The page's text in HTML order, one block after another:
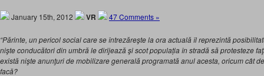
January 15th, 2012 VR 47 Comments »
“Părinte, un pericol social care se întrezăreşte la ora actuală îl reprezintă
nişte conducători din umbră le dirijează şi scot populația în stradă să protesteze
există nişte anunţuri de mobilizare generală programată anul acesta, oricum cât
facă?